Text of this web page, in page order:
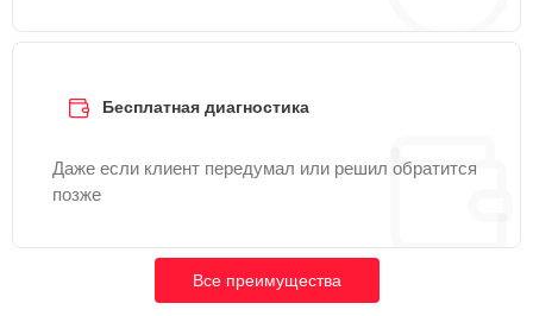
Бесплатная диагностика
Даже если клиент передумал или решил обратится
позже
Все преимущества